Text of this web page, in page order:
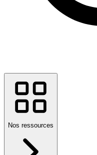
Nos ressources